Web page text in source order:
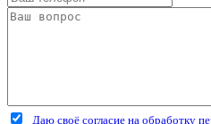
Даю своё согласие на обработку